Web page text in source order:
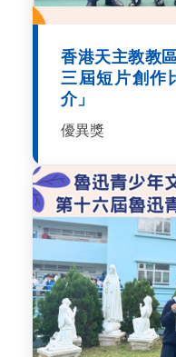
香港天主教教
三屆短片創作
介」
優異獎